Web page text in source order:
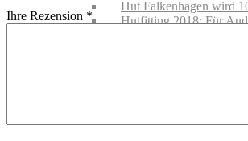
Hut Falkenhagen wird
Hutfitting 2018: Für
Offizielle Eröffnung –
Ihre Rezension *